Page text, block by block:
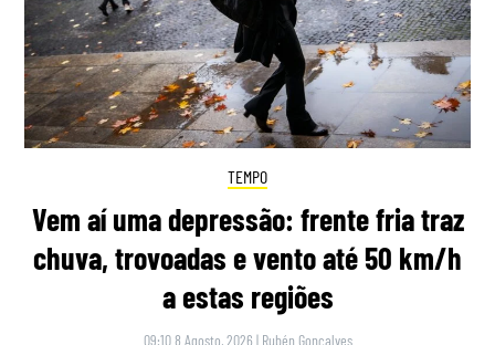
TEMPO
Vem aí uma depressão: frente fria traz
chuva, trovoadas e vento até 50 km/h
a estas regiões
09:10 8 Agosto, 2026 | Rubén Gonçalves